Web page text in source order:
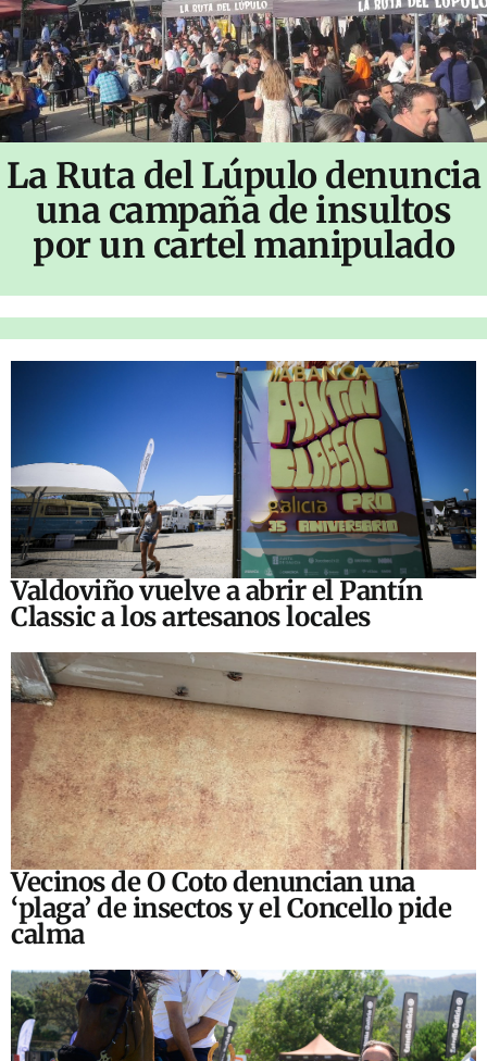
La Ruta del Lúpulo denuncia
una campaña de insultos
por un cartel manipulado
Valdoviño vuelve a abrir el Pantín
Classic a los artesanos locales
Vecinos de O Coto denuncian una
‘plaga’ de insectos y el Concello pide
calma